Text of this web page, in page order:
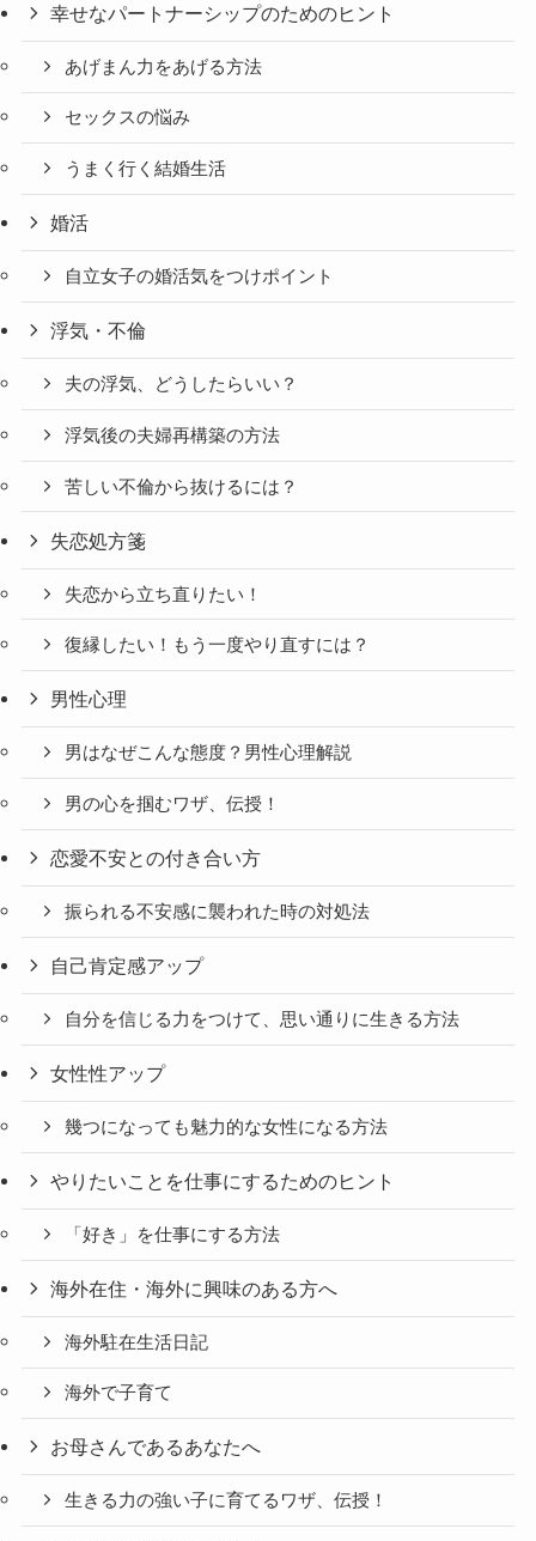
幸せなパートナーシップのためのヒント
あげまん力をあげる方法
セックスの悩み
うまく行く結婚生活
婚活
自立女子の婚活気をつけポイント
浮気・不倫
夫の浮気、どうしたらいい？
浮気後の夫婦再構築の方法
苦しい不倫から抜けるには？
失恋処方箋
失恋から立ち直りたい！
復縁したい！もう一度やり直すには？
男性心理
男はなぜこんな態度？男性心理解説
男の心を掴むワザ、伝授！
恋愛不安との付き合い方
振られる不安感に襲われた時の対処法
自己肯定感アップ
自分を信じる力をつけて、思い通りに生きる方法
女性性アップ
幾つになっても魅力的な女性になる方法
やりたいことを仕事にするためのヒント
「好き」を仕事にする方法
海外在住・海外に興味のある方へ
海外駐在生活日記
海外で子育て
お母さんであるあなたへ
生きる力の強い子に育てるワザ、伝授！